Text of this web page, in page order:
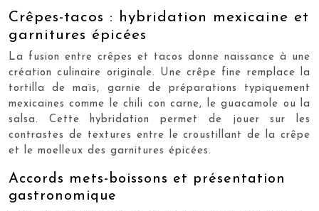
Crêpes-tacos : hybridation mexicaine et
garnitures épicées
La fusion entre crêpes et tacos donne naissance à une
création culinaire originale. Une crêpe fine remplace la
tortilla de maïs, garnie de préparations typiquement
mexicaines comme le chili con carne, le guacamole ou la
salsa. Cette hybridation permet de jouer sur les
contrastes de textures entre le croustillant de la crêpe
et le moelleux des garnitures épicées.
Accords mets-boissons et présentation
gastronomique